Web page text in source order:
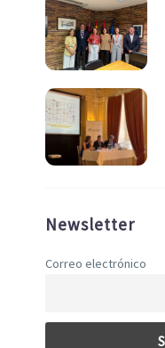
Newsletter
Correo electrónico